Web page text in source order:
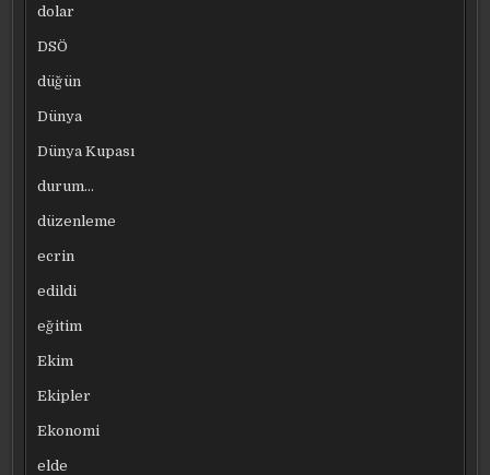
dolar
DSÖ
düğün
Dünya
Dünya Kupası
durum…
düzenleme
ecrin
edildi
eğitim
Ekim
Ekipler
Ekonomi
elde